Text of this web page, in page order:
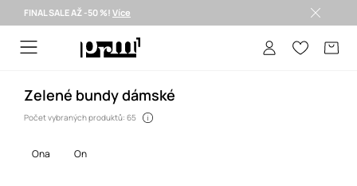
FINAL SALE AŽ -50 %! Více
Zelené bundy dámské
Počet vybraných produktů: 65
ona on